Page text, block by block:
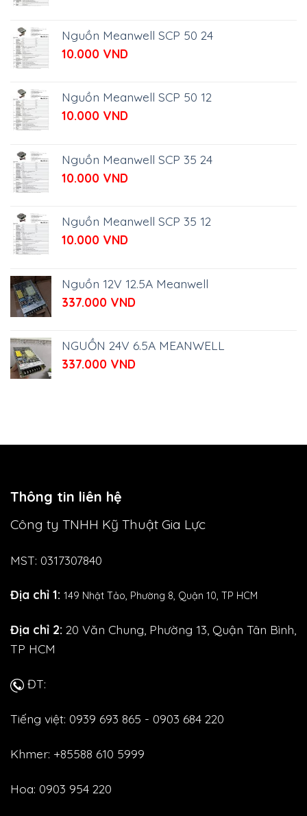
Nguồn Meanwell SCP 50 24
10.000 VND
Nguồn Meanwell SCP 50 12
10.000 VND
Nguồn Meanwell SCP 35 24
10.000 VND
Nguồn Meanwell SCP 35 12
10.000 VND
Nguồn 12V 12.5A Meanwell
337.000 VND
NGUỒN 24V 6.5A MEANWELL
337.000 VND
Thông tin liên hệ
Công ty TNHH Kỹ Thuật Gia Lực
MST: 0317307840
Địa chỉ 1: 149 Nhật Tảo, Phường 8, Quận 10, TP HCM
Địa chỉ 2: 20 Văn Chung, Phường 13, Quận Tân Bình,
TP HCM
ĐT:
Tiếng việt: 0939 693 865 - 0903 684 220
Khmer: +85588 610 5999
Hoa: 0903 954 220